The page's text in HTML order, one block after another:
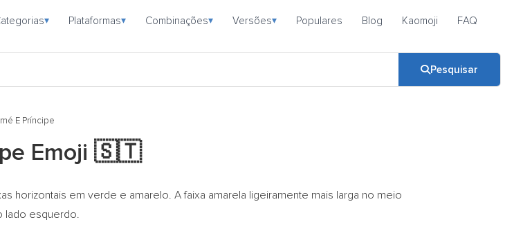
▾ Plataformas▾ Combinações▾ Versões▾ Populares Blog Kaomoji FAQ
Pesquisar
E Príncipe
Emoji 🇸🇹
horizontais em verde e amarelo. A faixa amarela ligeiramente mais larga no meio
lado esquerdo.